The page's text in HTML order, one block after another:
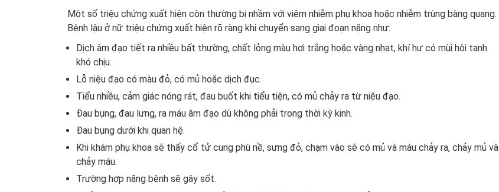
Một số triệu chứng xuất hiện còn thường bị nhầm với viêm nhiễm phụ khoa hoặc nhiễm trùng bàng quang.
Bệnh lậu ở nữ triệu chứng xuất hiện rõ ràng khi chuyển sang giai đoạn nặng như:
Dịch âm đạo tiết ra nhiều bất thường, chất lỏng màu hơi trắng hoặc vàng nhạt, khí hư có mùi hôi tanh
khó chịu.
Lỗ niệu đạo có màu đỏ, có mủ hoặc dịch đục.
Tiểu nhiều, cảm giác nóng rát, đau buốt khi tiểu tiện, có mủ chảy ra từ niệu đạo.
Đau bụng, đau lưng, ra máu âm đạo dù không phải trong thời kỳ kinh.
Đau bụng dưới khi quan hệ.
Khi khám phụ khoa sẽ thấy cổ tử cung phù nề, sưng đỏ, chạm vào sẽ có mủ và máu chảy ra, chảy mủ và
chảy máu.
Trường hợp nặng bệnh sẽ gây sốt.